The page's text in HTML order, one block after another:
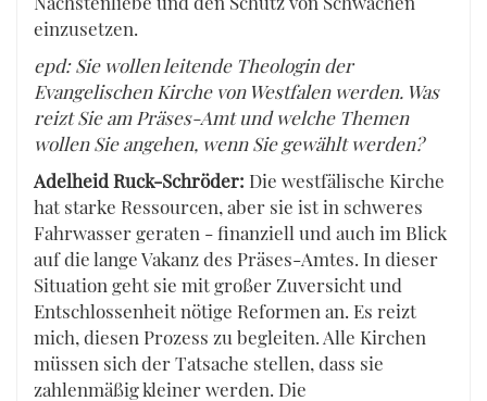
einzusetzen.
epd: Sie wollen leitende Theologin der
Evangelischen Kirche von Westfalen werden. Was
reizt Sie am Präses-Amt und welche Themen
wollen Sie angehen, wenn Sie gewählt werden?
Adelheid Ruck-Schröder: Die westfälische Kirche
hat starke Ressourcen, aber sie ist in schweres
Fahrwasser geraten - finanziell und auch im Blick
auf die lange Vakanz des Präses-Amtes. In dieser
Situation geht sie mit großer Zuversicht und
Entschlossenheit nötige Reformen an. Es reizt
mich, diesen Prozess zu begleiten. Alle Kirchen
müssen sich der Tatsache stellen, dass sie
zahlenmäßig kleiner werden. Die